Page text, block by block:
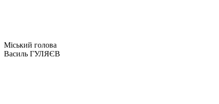
Міський голова
Василь ГУЛЯЄВ